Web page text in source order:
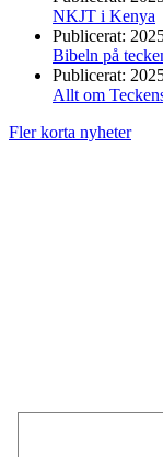
NKJT i Kenya
Publicerat:
Bibeln på
Publicerat:
Allt om
Fler korta nyheter